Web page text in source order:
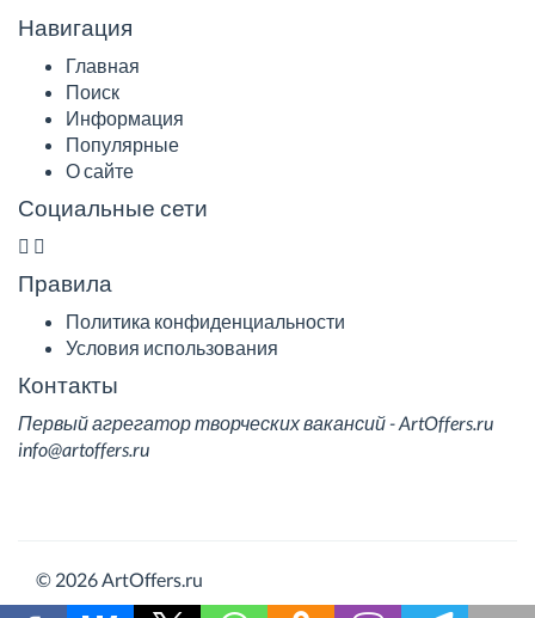
Навигация
Главная
Поиск
Информация
Популярные
О сайте
Социальные сети
Правила
Политика конфиденциальности
Условия использования
Контакты
Первый агрегатор творческих вакансий - ArtOffers.ru
info@artoffers.ru
© 2026 ArtOffers.ru